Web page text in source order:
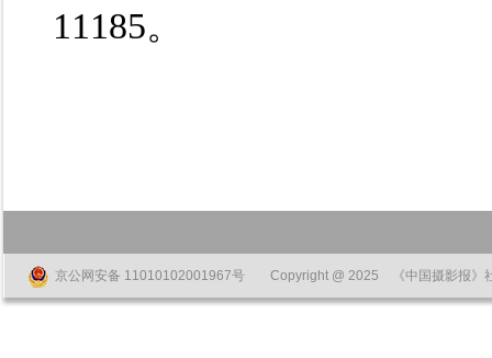
11185。
京公网安备 11010102001967号 Copyright @ 2025 《中国摄影报